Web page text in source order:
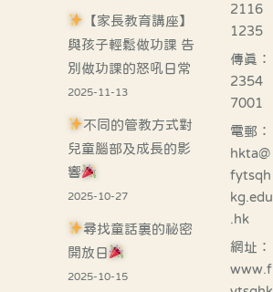
【家長教育講座】
與孩子輕鬆做功課 告
別做功課的怒吼日常
2025-11-13
不同的管教方式對
兒童腦部及成長的影
響
2025-10-27
尋找童話裏的祕密
開放日
2025-10-15
2116
1235
傳真：
2354
7001
電郵：
hkta@
fytsqh
kg.edu
.hk
網址：
www.f